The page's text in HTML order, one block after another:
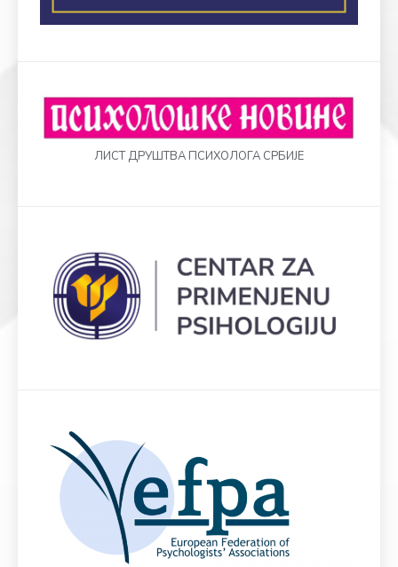
ЛИСТ ДРУШТВА ПСИХОЛОГА СРБИЈЕ